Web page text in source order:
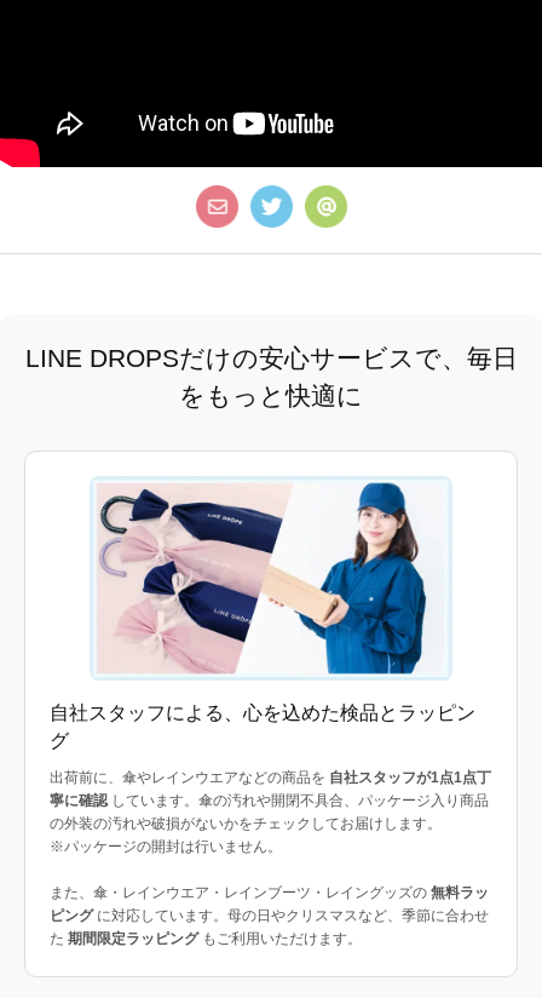
LINE DROPSだけの安心サービスで、毎日
をもっと快適に
自社スタッフによる、心を込めた検品とラッピン
グ
出荷前に、傘やレインウエアなどの商品を 自社スタッフが1点1点丁
寧に確認しています。傘の汚れや開閉不具合、パッケージ入り商品
の外装の汚れや破損がないかをチェックしてお届けします。
※パッケージの開封は行いません。
また、傘・レインウエア・レインブーツ・レイングッズの 無料ラッ
ピングに対応しています。母の日やクリスマスなど、季節に合わせ
た 期間限定ラッピングもご利用いただけます。